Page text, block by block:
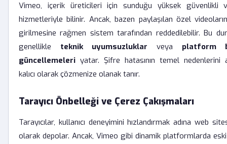
Vimeo, içerik üreticileri için sunduğu yüksek güvenlikli
hizmetleriyle bilinir. Ancak, bazen paylaşılan özel
girilmesine rağmen sistem tarafından reddedilebilir. Bu
genellikle teknik uyumsuzluklar veya platform
güncellemeleri yatar. Şifre hatasının temel nedenlerini
kalıcı olarak çözmenize olanak tanır.
Tarayıcı Önbelleği ve Çerez Çakışmaları
Tarayıcılar, kullanıcı deneyimini hızlandırmak adına web
olarak depolar. Ancak, Vimeo gibi dinamik platformlarda